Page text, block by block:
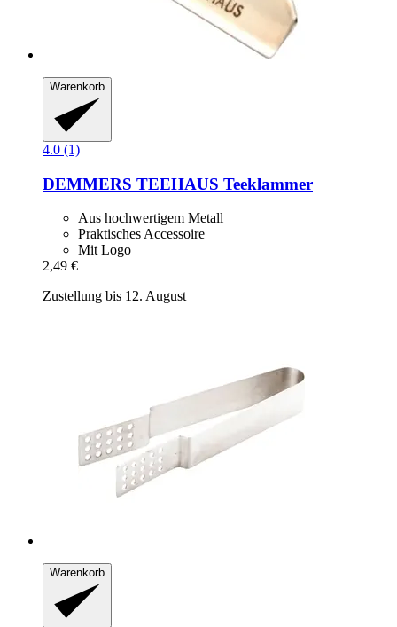
Warenkorb
4.0 (1)
DEMMERS TEEHAUS Teeklammer
Aus hochwertigem Metall
Praktisches Accessoire
Mit Logo
2,49 €
Zustellung bis 12. August
Warenkorb